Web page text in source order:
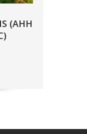
(АНН